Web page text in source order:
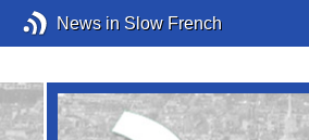
News in Slow French